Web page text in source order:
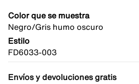
Color que se muestra
Negro/Gris humo oscuro
Estilo
FD6033-003
Envíos y devoluciones gratis